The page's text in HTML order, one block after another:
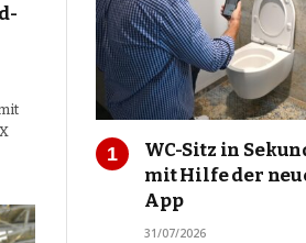
WC-Sitz in
mit Hilfe der
App
31/07/2026